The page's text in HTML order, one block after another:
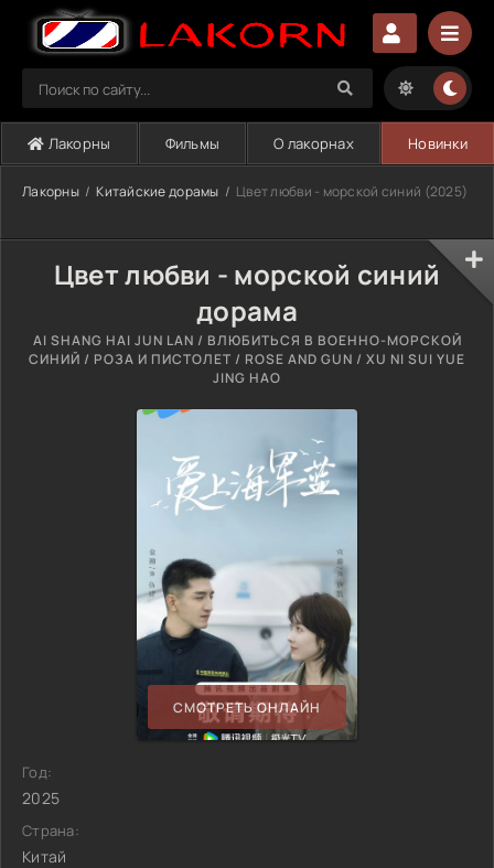
Лакорны Фильмы О лакорнах Новинки
Лакорны Китайские дорамы Цвет любви - морской синий (2025)
Цвет любви - морской синий
дорама
AI SHANG HAI JUN LAN / ВЛЮБИТЬСЯ В ВОЕННО-МОРСКОЙ
СИНИЙ / РОЗА И ПИСТОЛЕТ / ROSE AND GUN / XU NI SUI YUE
JING HAO
СМОТРЕТЬ ОНЛАЙН
Год:
2025
Страна:
Китай